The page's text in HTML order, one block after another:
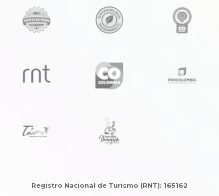
Registro Nacional de Turismo (RNT): 165162